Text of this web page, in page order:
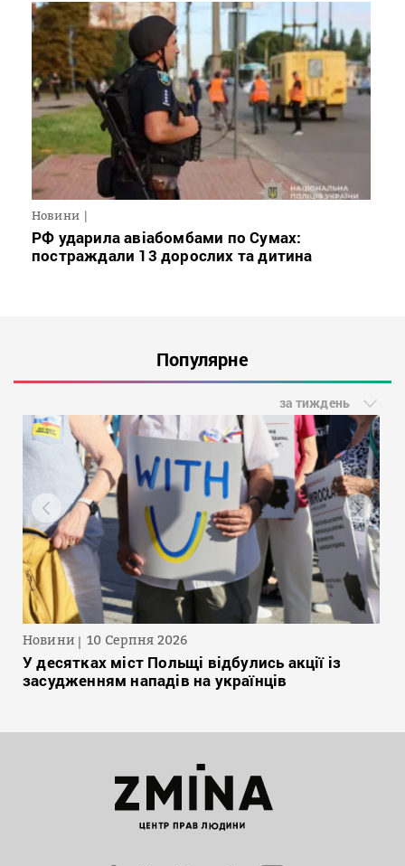
Новини
РФ ударила авіабомбами по Сумах:
постраждали 13 дорослих та дитина
Популярне
за тиждень
Новини 10 Серпня 2026
У десятках міст Польщі відбулись акції із
засудженням нападів на українців